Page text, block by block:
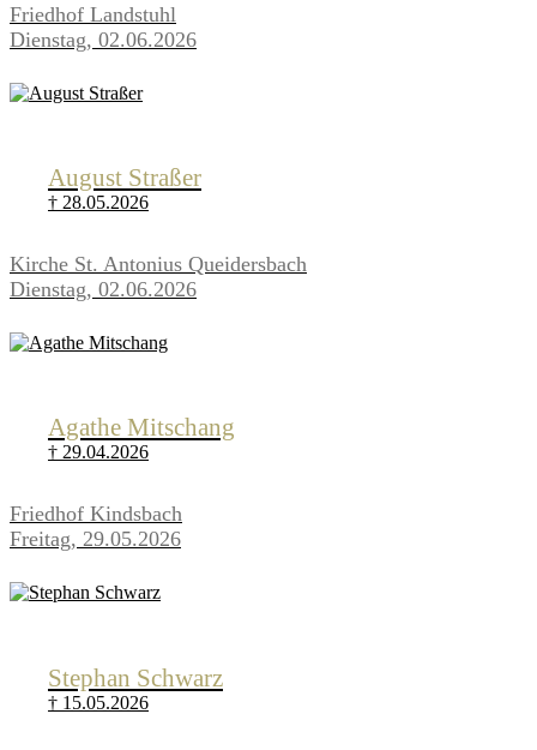
Friedhof Landstuhl
Dienstag, 02.06.2026
August Straßer
† 28.05.2026
Kirche St. Antonius Queidersbach
Dienstag, 02.06.2026
Agathe Mitschang
† 29.04.2026
Friedhof Kindsbach
Freitag, 29.05.2026
Stephan Schwarz
† 15.05.2026